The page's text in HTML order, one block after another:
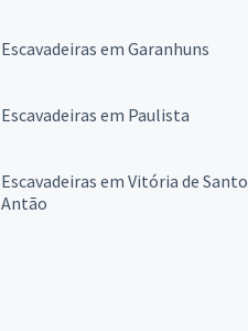
Escavadeiras em Garanhuns
Escavadeiras em Paulista
Escavadeiras em Vitória de Santo
Antão